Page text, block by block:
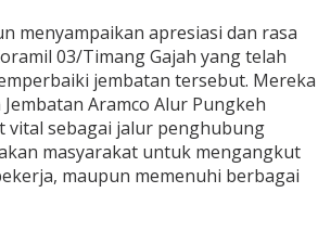
menyampaikan apresiasi dan rasa
03/Timang Gajah yang telah
jembatan tersebut. Mereka
Aramco Alur Pungkeh
vital sebagai jalur penghubung
masyarakat untuk mengangkut
maupun memenuhi berbagai